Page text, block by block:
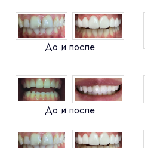
До и после
До и после